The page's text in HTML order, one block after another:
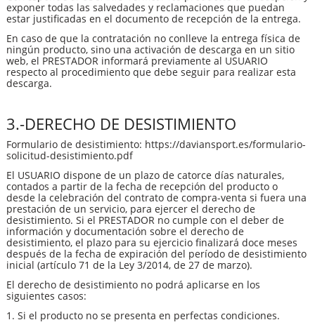
exponer todas las salvedades y reclamaciones que puedan
estar justificadas en el documento de recepción de la entrega.
En caso de que la contratación no conlleve la entrega física de
ningún producto, sino una activación de descarga en un sitio
web, el PRESTADOR informará previamente al USUARIO
respecto al procedimiento que debe seguir para realizar esta
descarga.
3.-DERECHO DE DESISTIMIENTO
Formulario de desistimiento: https://daviansport.es/formulario-
solicitud-desistimiento.pdf
El USUARIO dispone de un plazo de catorce días naturales,
contados a partir de la fecha de recepción del producto o
desde la celebración del contrato de compra-venta si fuera una
prestación de un servicio, para ejercer el derecho de
desistimiento. Si el PRESTADOR no cumple con el deber de
información y documentación sobre el derecho de
desistimiento, el plazo para su ejercicio finalizará doce meses
después de la fecha de expiración del período de desistimiento
inicial (artículo 71 de la Ley 3/2014, de 27 de marzo).
El derecho de desistimiento no podrá aplicarse en los
siguientes casos:
1. Si el producto no se presenta en perfectas condiciones.